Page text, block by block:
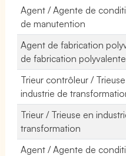
Agent / Agente de
de manutention
Agent de fabrication
de fabrication
Trieur contrôleur /
industrie de
Trieur / Trieuse en
transformation
Agent / Agente de